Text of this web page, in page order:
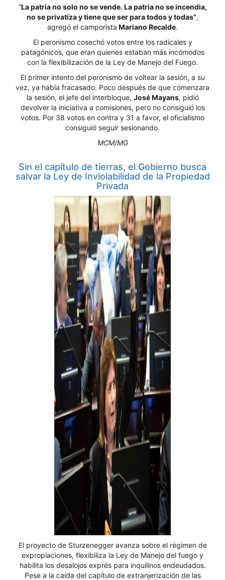
“La patria no solo no se vende. La patria no se incendia,
no se privatiza y tiene que ser para todos y todas”,
agregó el camporista Mariano Recalde.
El peronismo cosechó votos entre los radicales y
patagónicos, que eran quienes estaban más incómodos
con la flexibilización de la Ley de Manejo del Fuego.
El primer intento del peronismo de voltear la sesión, a su
vez, ya había fracasado. Poco después de que comenzara
la sesión, el jefe del interbloque, José Mayans, pidió
devolver la iniciativa a comisiones, pero no consiguió los
votos. Por 38 votos en contra y 31 a favor, el oficialismo
consiguió seguir sesionando.
MCM/MG
Sin el capítulo de tierras, el Gobierno busca
salvar la Ley de Inviolabilidad de la Propiedad
Privada
El proyecto de Sturzenegger avanza sobre el régimen de
expropiaciones, flexibiliza la Ley de Manejo del fuego y
habilita los desalojos exprés para inquilinos endeudados.
Pese a la caída del capítulo de extranjerización de las